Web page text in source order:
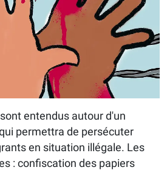
entendus autour d'un
permettra de persécuter
en situation illégale. Les
: confiscation des papiers